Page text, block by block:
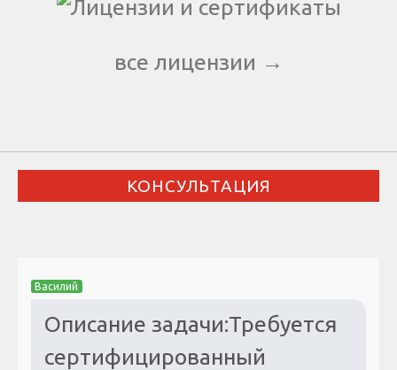
все лицензии →
КОНСУЛЬТАЦИЯ
Василий
Описание задачи:Требуется
сертифицированный